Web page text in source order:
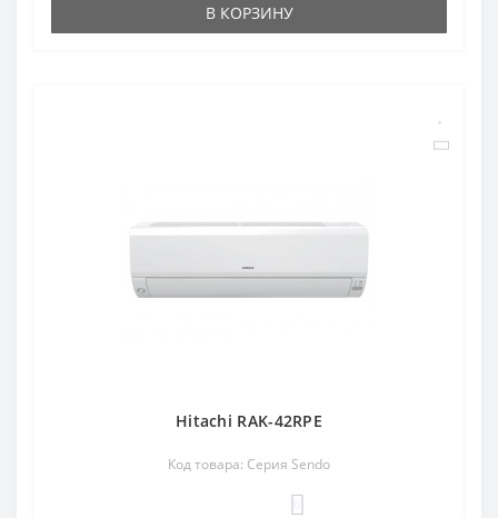
В КОРЗИНУ
Hitachi RAK-42RPE
Код товара: Серия Sendo